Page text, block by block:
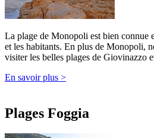
La plage de Monopoli est bien connue
et les habitants. En plus de Monopoli,
visiter les belles plages de Giovinazzo
En savoir plus >
Plages Foggia